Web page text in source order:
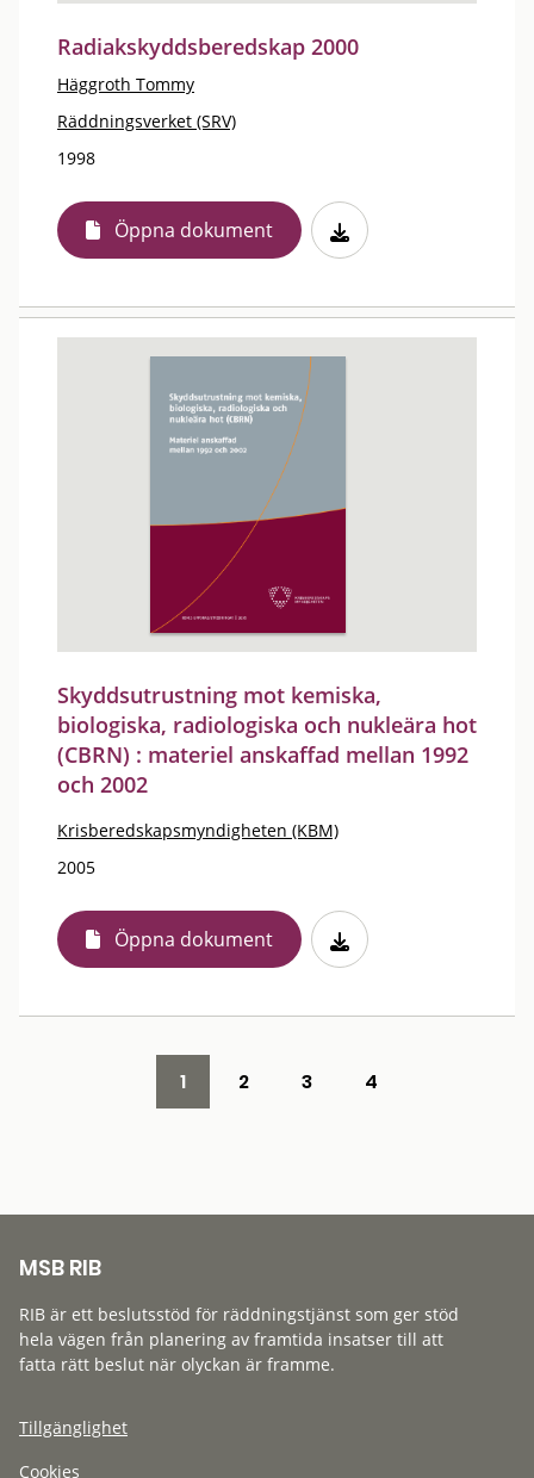
Radiakskyddsberedskap 2000
Häggroth Tommy
Räddningsverket (SRV)
1998
Öppna dokument
Skyddsutrustning mot kemiska,
biologiska, radiologiska och nukleära hot
(CBRN) : materiel anskaffad mellan 1992
och 2002
Krisberedskapsmyndigheten (KBM)
2005
Öppna dokument
1 2 3 4
MSB RIB
RIB är ett beslutsstöd för räddningstjänst som ger stöd
hela vägen från planering av framtida insatser till att
fatta rätt beslut när olyckan är framme.
Tillgänglighet
Cookies